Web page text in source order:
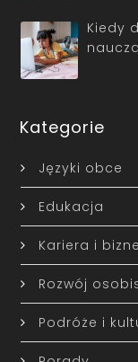
Kiedy
Kategorie
Języki obce
Edukacja
Kariera i
Rozwój
Podróże i